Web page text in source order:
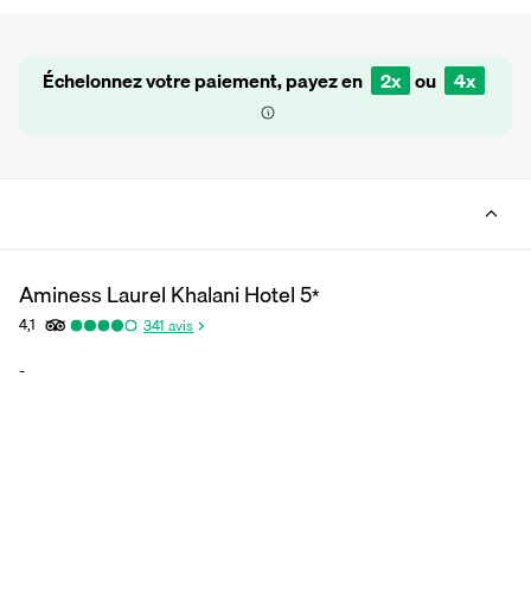
Échelonnez votre paiement, payez en 2x ou 4x
Aminess Laurel Khalani Hotel5*
4,1 341 avis
-